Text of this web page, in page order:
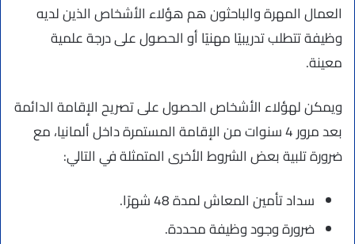
العمال المهرة والباحثون هم هؤلاء الأشخاص الذين لديه
وظيفة تتطلب تدريبيًا مهنيًا أو الحصول على درجة علمية
معينة.
ويمكن لهؤلاء الأشخاص الحصول على تصريح الإقامة الدائمة
بعد مرور 4 سنوات من الإقامة المستمرة داخل ألمانيا، مع
ضرورة تلبية بعض الشروط الأخرى المتمثلة في التالي:
سداد تأمين المعاش لمدة 48 شهرًا.
ضرورة وجود وظيفة محددة.